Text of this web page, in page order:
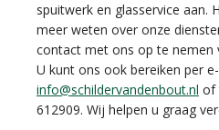
spuitwerk en glasservice aan.
meer weten over onze
contact met ons op te nemen
U kunt ons ook bereiken per
info@schildervandenbout.nl of
612909. Wij helpen u graag